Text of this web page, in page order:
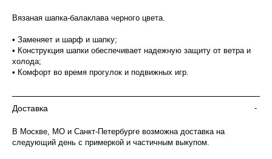
Вязаная шапка-балаклава черного цвета.
• Заменяет и шарф и шапку;
• Конструкция шапки обеспечивает надежную защиту от ветра и
холода;
• Комфорт во время прогулок и подвижных игр.
Доставка -
В Москве, МО и Санкт-Петербурге возможна доставка на
следующий день с примеркой и частичным выкупом.